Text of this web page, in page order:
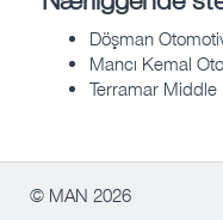
Döşman
Mancı Kemal
Terramar Middle
© MAN 2026